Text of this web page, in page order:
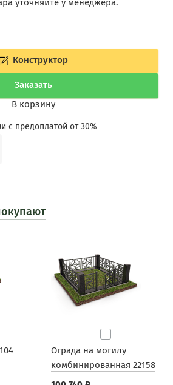
уточняйте у менеджера.
Конструктор
Заказать
В корзину
с предоплатой от 30%
Ограда на могилу
комбинированная 22158